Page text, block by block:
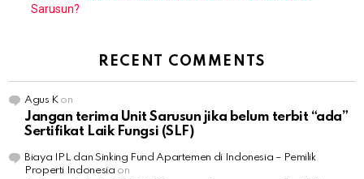
Sarusun?
RECENT COMMENTS
Agus Kon
Jangan terima Unit Sarusun jika belum terbit “ada”
Sertifikat Laik Fungsi (SLF)
Biaya IPL dan Sinking Fund Apartemen di Indonesia – Pemilik
Properti Indonesia on